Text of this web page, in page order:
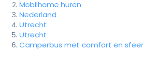
Mobilhome huren
Nederland
Utrecht
Utrecht
Camperbus met comfort en sfeer